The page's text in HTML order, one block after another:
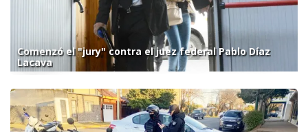
Comenzó el "jury" contra el juez federal Pablo Díaz
Lacava